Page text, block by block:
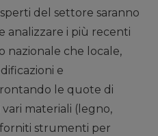
del settore saranno
analizzare i più recenti
nazionale che locale,
e
le quote di
materiali (legno,
strumenti per